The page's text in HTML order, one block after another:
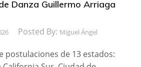
Danza Guillermo Arriaga
Posted By: Miguel Ángel
postulaciones de 13 estados: